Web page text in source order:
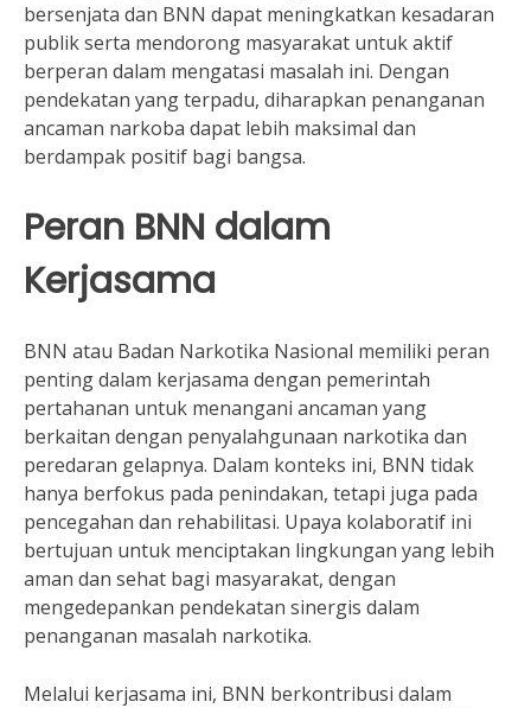
bersenjata dan BNN dapat meningkatkan kesadaran
publik serta mendorong masyarakat untuk aktif
berperan dalam mengatasi masalah ini. Dengan
pendekatan yang terpadu, diharapkan penanganan
ancaman narkoba dapat lebih maksimal dan
berdampak positif bagi bangsa.
Peran BNN dalam
Kerjasama
BNN atau Badan Narkotika Nasional memiliki peran
penting dalam kerjasama dengan pemerintah
pertahanan untuk menangani ancaman yang
berkaitan dengan penyalahgunaan narkotika dan
peredaran gelapnya. Dalam konteks ini, BNN tidak
hanya berfokus pada penindakan, tetapi juga pada
pencegahan dan rehabilitasi. Upaya kolaboratif ini
bertujuan untuk menciptakan lingkungan yang lebih
aman dan sehat bagi masyarakat, dengan
mengedepankan pendekatan sinergis dalam
penanganan masalah narkotika.
Melalui kerjasama ini, BNN berkontribusi dalam